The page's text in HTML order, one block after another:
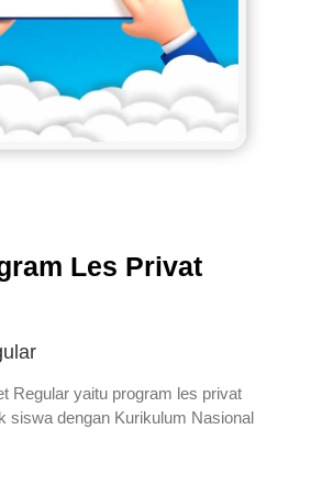
Les Privat
Regular yaitu program les privat
siswa dengan Kurikulum Nasional